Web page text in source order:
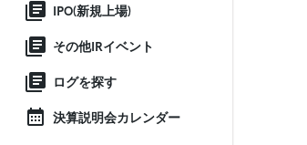
IPO(新規上場)
その他IRイベント
ログを探す
決算説明会カレンダー